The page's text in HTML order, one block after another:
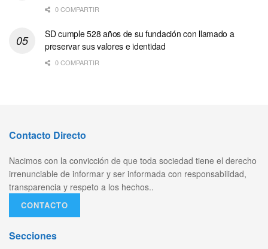
0 COMPARTIR
SD cumple 528 años de su fundación con llamado a
preservar sus valores e identidad
0 COMPARTIR
Contacto Directo
Nacimos con la convicción de que toda sociedad tiene el derecho
irrenunciable de informar y ser informada con responsabilidad,
transparencia y respeto a los hechos..
CONTACTO
Secciones